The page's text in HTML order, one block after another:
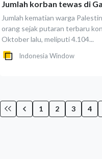
Jumlah korban tewas di
Jumlah kematian warga
orang sejak putaran terbaru
Oktober lalu, meliputi 4.104...
Indonesia Window
1 2 3 4